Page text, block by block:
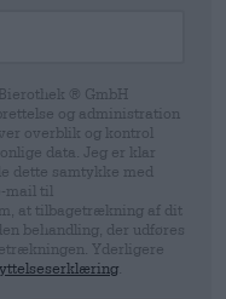
® GmbH
og administration
overblik og kontrol
data. Jeg er klar
dette samtykke med
mail til
at tilbagetrækning af dit
behandling, der udføres
Yderligere